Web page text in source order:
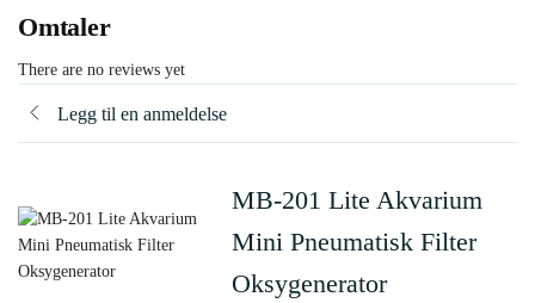
Omtaler
There are no reviews yet
Legg til en anmeldelse
MB-201 Lite Akvarium
Mini Pneumatisk Filter
Oksygenerator